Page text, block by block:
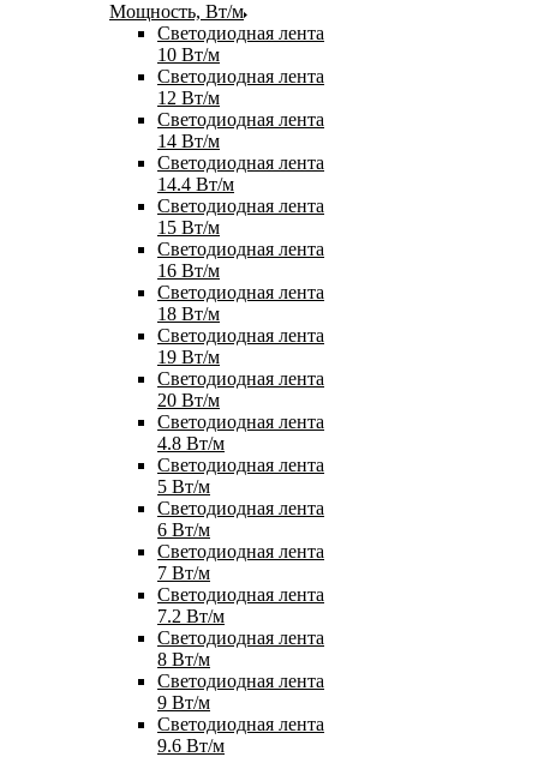
Мощность, Вт/м
Светодиодная лента
10 Вт/м
Светодиодная лента
12 Вт/м
Светодиодная лента
14 Вт/м
Светодиодная лента
14.4 Вт/м
Светодиодная лента
15 Вт/м
Светодиодная лента
16 Вт/м
Светодиодная лента
18 Вт/м
Светодиодная лента
19 Вт/м
Светодиодная лента
20 Вт/м
Светодиодная лента
4.8 Вт/м
Светодиодная лента
5 Вт/м
Светодиодная лента
6 Вт/м
Светодиодная лента
7 Вт/м
Светодиодная лента
7.2 Вт/м
Светодиодная лента
8 Вт/м
Светодиодная лента
9 Вт/м
Светодиодная лента
9.6 Вт/м